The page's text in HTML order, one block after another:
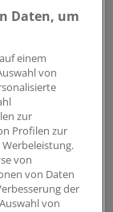
die
üblichen
0
Daten, um
einem
von
zur
Profilen zur
von
von Daten
der
von